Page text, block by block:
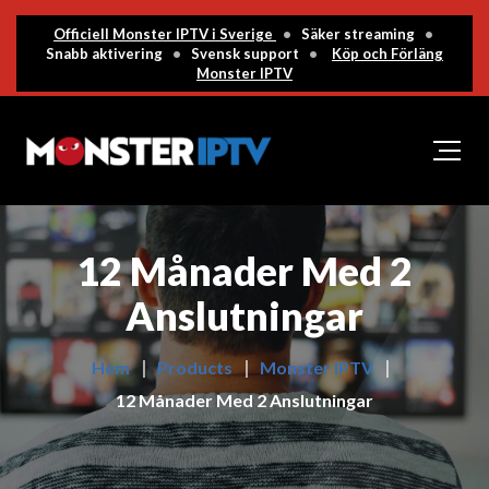
Officiell Monster IPTV i Sverige • Säker streaming
•
Snabb aktivering
• Svensk support •
Köp och Förläng
Monster IPTV
12 Månader Med 2
Anslutningar
Hem Products
Monster IPTV
12 Månader Med 2 Anslutningar